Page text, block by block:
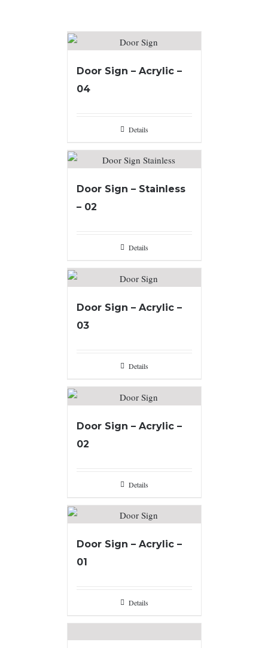
Door Sign – Acrylic –
04
Details
Door Sign – Stainless
– 02
Details
Door Sign – Acrylic –
03
Details
Door Sign – Acrylic –
02
Details
Door Sign – Acrylic –
01
Details